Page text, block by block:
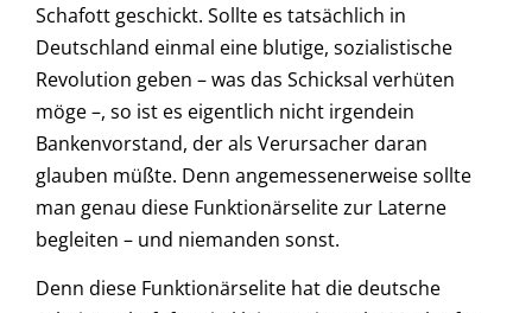
Schafott geschickt. Sollte es tatsächlich in
Deutschland einmal eine blutige, sozialistische
Revolution geben – was das Schicksal verhüten
möge –, so ist es eigentlich nicht irgendein
Bankenvorstand, der als Verursacher daran
glauben müßte. Denn angemessenerweise sollte
man genau diese Funktionärselite zur Laterne
begleiten – und niemanden sonst.
Denn diese Funktionärselite hat die deutsche